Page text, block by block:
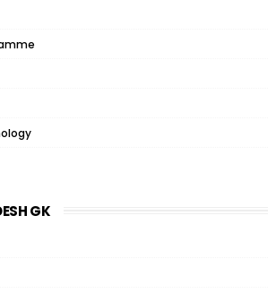
GK